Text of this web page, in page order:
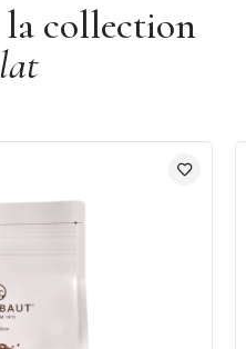
collection